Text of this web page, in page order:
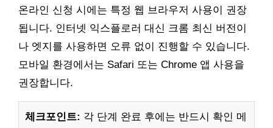
온라인 신청 시에는 특정 웹 브라우저 사용이 권장
됩니다. 인터넷 익스플로러 대신 크롬 최신 버전이
나 엣지를 사용하면 오류 없이 진행할 수 있습니다.
모바일 환경에서는 Safari 또는 Chrome 앱 사용을
권장합니다.
체크포인트: 각 단계 완료 후에는 반드시 확인 메